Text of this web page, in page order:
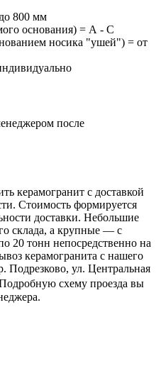
800 мм
основания) = А - С
носика "ушей") = от
после
керамогранит с доставкой
Стоимость формируется
доставки. Небольшие
склада, а крупные — с
20 тонн непосредственно на
керамогранита с нашего
Подрезково, ул. Центральная
схему проезда вы